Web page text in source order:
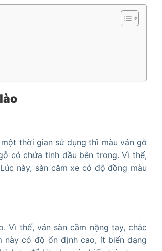
thời gian sử dụng thì màu ván gỗ
có chứa tinh dầu bên trong. Vì thế,
này, sàn căm xe có độ đồng màu
Vì thế, ván sàn cầm nặng tay, chắc
này có độ ổn định cao, ít biến dạng